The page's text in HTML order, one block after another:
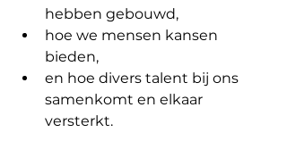
hebben gebouwd,
hoe we mensen kansen
bieden,
en hoe divers talent bij ons
samenkomt en elkaar
versterkt.